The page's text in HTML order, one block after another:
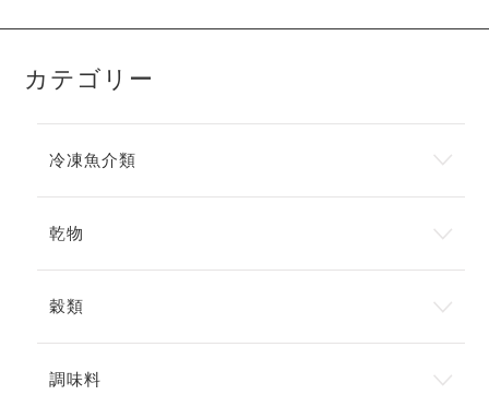
カテゴリー
冷凍魚介類
乾物
穀類
調味料